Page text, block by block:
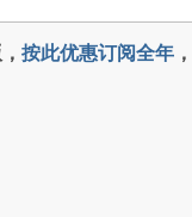
按此优惠订阅全年 ，